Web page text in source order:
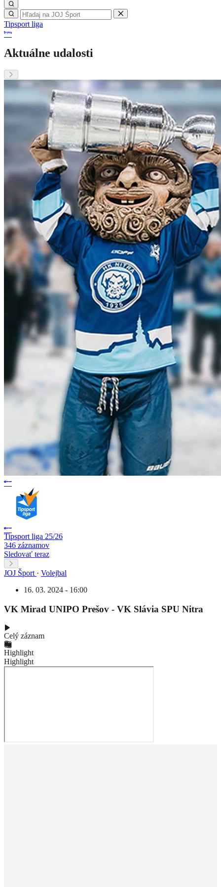
Tipsport liga
Aktuálne udalosti
Tipsport liga 25/26
346 záznamov
Sledovať teraz
JOJ Šport · Volejbal
16. 03. 2024 - 16:00
VK Mirad UNIPO Prešov - VK Slávia SPU Nitra
Celý záznam
Highlight
Highlight